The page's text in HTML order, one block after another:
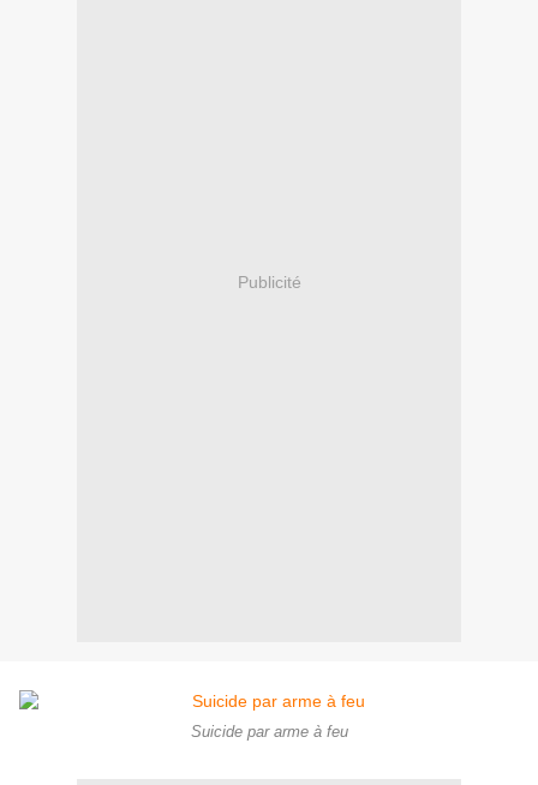
Publicité
Suicide par arme à feu